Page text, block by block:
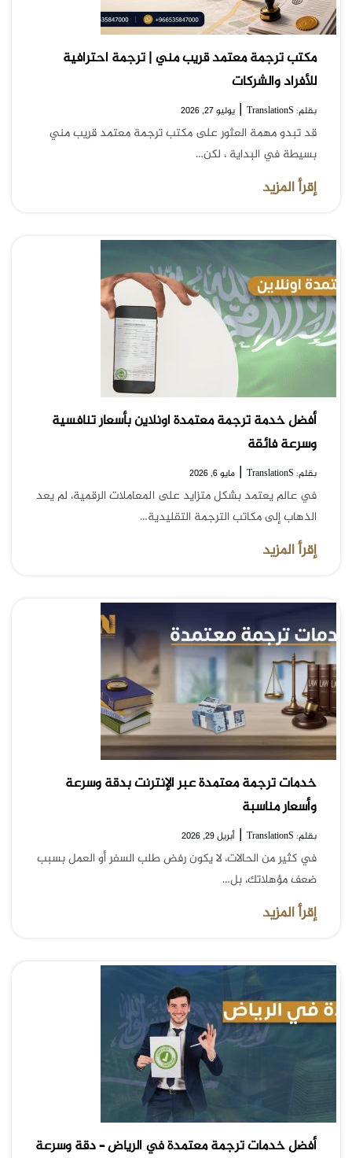
مكتب ترجمة معتمد قريب مني | ترجمة احترافية
للأفراد والشركات
بقلم: TranslationS | يوليو 27, 2026
قد تبدو مهمة العثور على مكتب ترجمة معتمد قريب مني
بسيطة في البداية ، لكن…
إقرأ المزيد
أفضل خدمة ترجمة معتمدة اونلاين بأسعار تنافسية
وسرعة فائقة
بقلم: TranslationS | مايو 6, 2026
في عالم يعتمد بشكل متزايد على المعاملات الرقمية، لم يعد
الذهاب إلى مكاتب الترجمة التقليدية…
إقرأ المزيد
خدمات ترجمة معتمدة عبر الإنترنت بدقة وسرعة
وأسعار مناسبة
بقلم: TranslationS | أبريل 29, 2026
في كثير من الحالات، لا يكون رفض طلب السفر أو العمل بسبب
ضعف مؤهلاتك، بل…
إقرأ المزيد
أفضل خدمات ترجمة معتمدة في الرياض – دقة وسرعة